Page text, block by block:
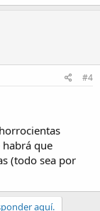
#4
habrá que
(todo sea por
aquí.